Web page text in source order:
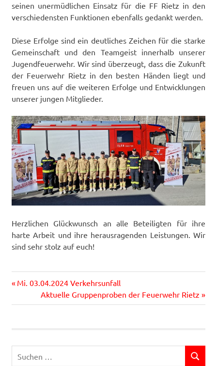
seinen unermüdlichen Einsatz für die FF Rietz in den
verschiedensten Funktionen ebenfalls gedankt werden.
Diese Erfolge sind ein deutliches Zeichen für die starke
Gemeinschaft und den Teamgeist innerhalb unserer
Jugendfeuerwehr. Wir sind überzeugt, dass die Zukunft
der Feuerwehr Rietz in den besten Händen liegt und
freuen uns auf die weiteren Erfolge und Entwicklungen
unserer jungen Mitglieder.
Herzlichen Glückwunsch an alle Beteiligten für ihre
harte Arbeit und ihre herausragenden Leistungen. Wir
sind sehr stolz auf euch!
Beitragsnavigation
Vorheriger
Beitrag:
Mi. 03.04.2024 Verkehrsunfall
Nächster
Beitrag:
Aktuelle Gruppenproben der Feuerwehr Rietz
nach:
SUCHEN